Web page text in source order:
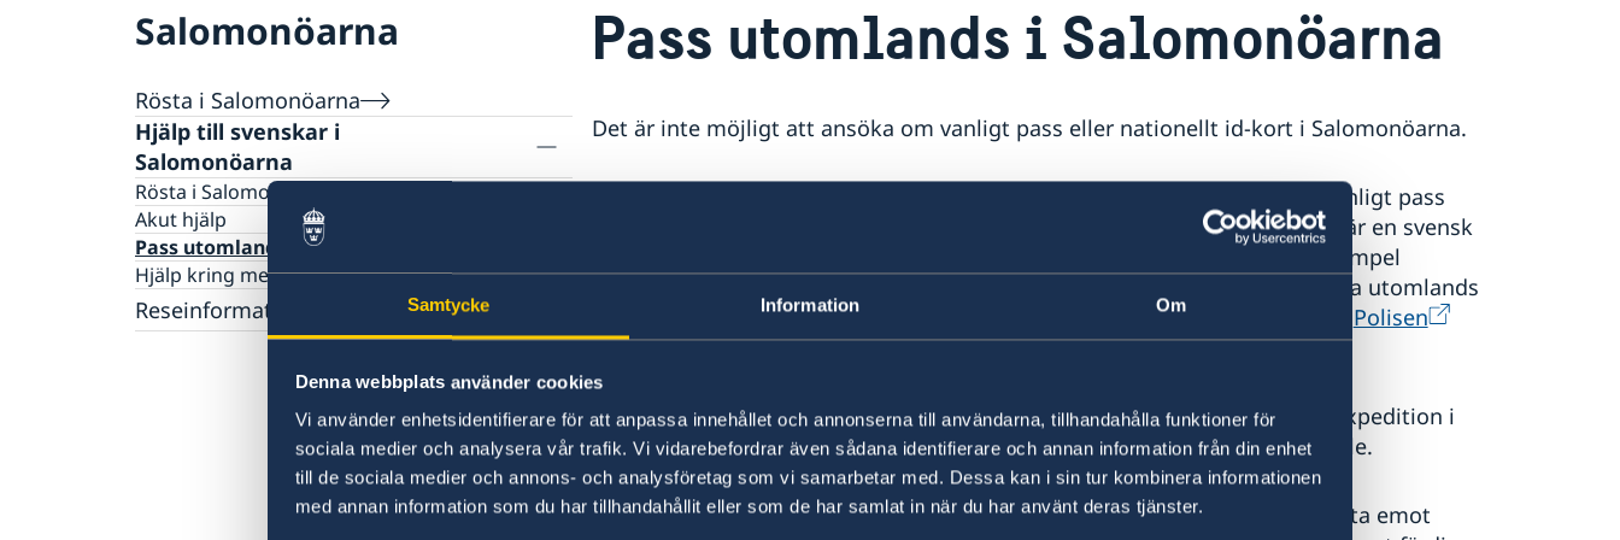
Samtycke Information Om
Denna webbplats använder cookies
Vi använder enhetsidentifierare för att anpassa innehållet och annonserna till användarna, tillhandahålla funktioner för
sociala medier och analysera vår trafik. Vi vidarebefordrar även sådana identifierare och annan information från din enhet
till de sociala medier och annons- och analysföretag som vi samarbetar med. Dessa kan i sin tur kombinera informationen
med annan information som du har tillhandahållit eller som de har samlat in när du har använt deras tjänster.
Salomonöarna
Rösta i Salomonöarna
Hjälp till svenskar i
Salomonöarna
Rösta i Salomonöarna
Akut hjälp
Pass utomlands
Hjälp kring medborgarskap
Reseinformation
Aktuella händelser
Allmänna säkerhetsläget
Naturförhållanden och katastrofer
In- och utresebestämmelser
Hälso- och sjukvård
Pass utomlands i Salomonöarna
Det är inte möjligt att ansöka om vanligt pass eller nationellt id-kort i Salomonöarna.
Svenska medborgare som befinner sig i Salomonöarna kan ansöka om vanligt pass
eller nationellt id-kort vid Sveriges ambassad i Canberra, Australien, som är en svensk
passmyndighet. Andra svenska passmyndigheter i regionen finns i till exempel
Indonesien, Singapore, eller Thailand. Svenska medborgare som är bosatta utomlands
har även möjlighet att ansöka om ett nytt pass eller nationellt id-kort hos Polisen
vid besök i Sverige.
Vid ansökningstillfället för ett pass eller nationellt id-kort kan valfri passexpedition i
Sverige eller svensk passmyndighet utomlands väljas som utlämningsställe.
Svenska honorärkonsulat är inte passmyndigheter, och de kan därför inte ta emot